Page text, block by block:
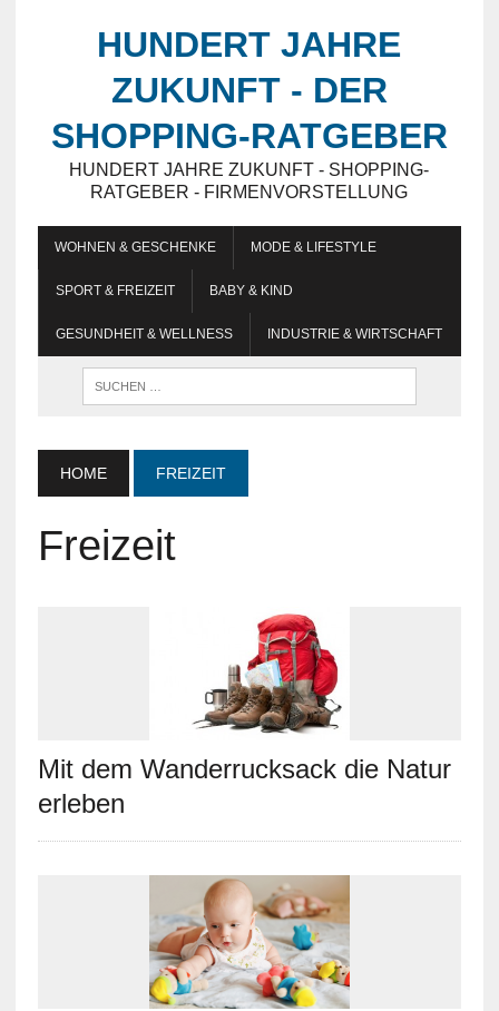
HUNDERT JAHRE
ZUKUNFT - DER
SHOPPING-RATGEBER
HUNDERT JAHRE ZUKUNFT - SHOPPING-
RATGEBER - FIRMENVORSTELLUNG
WOHNEN & GESCHENKE MODE & LIFESTYLE
SPORT & FREIZEIT BABY & KIND
GESUNDHEIT & WELLNESS INDUSTRIE & WIRTSCHAFT
HOME FREIZEIT
Freizeit
Mit dem Wanderrucksack die Natur
erleben